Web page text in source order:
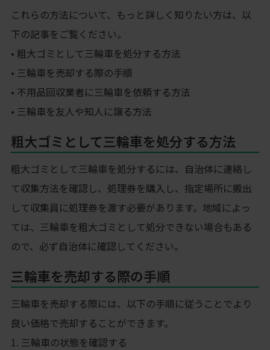
これらの方法について、もっと詳しく知りたい方は、以
下の記事をご覧ください。
• 粗大ゴミとして三輪車を処分する方法
• 三輪車を売却する際の手順
• 不用品回収業者に三輪車を依頼する方法
• 三輪車を友人や知人に譲る方法
粗大ゴミとして三輪車を処分する方法
粗大ゴミとして三輪車を処分するには、自治体に連絡し
て収集方法を確認し、処理券を購入し、指定場所に搬出
して収集員に処理券を渡す必要があります。地域によっ
ては、三輪車を粗大ゴミとして処分できない場合もある
ので、必ず自治体に確認してください。
三輪車を売却する際の手順
三輪車を売却する際には、以下の手順に従うことでより
良い価格で売却することができます。
1. 三輪車の状態を確認する